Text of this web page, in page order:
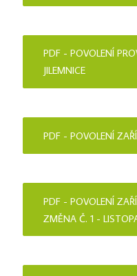
PDF - POVOLENÍ
JILEMNICE
PDF - POVOLENÍ
PDF - POVOLENÍ
ZMĚNA Č. 1 -